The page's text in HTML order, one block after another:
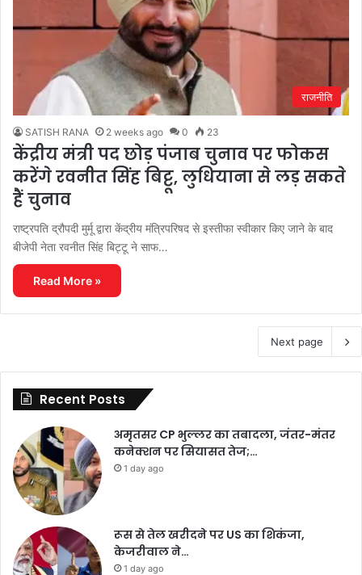
राजनीति
SATISH RANA 2 weeks ago 0 23
केंद्रीय मंत्री पद छोड़ पंजाब चुनाव पर फोकस
करेंगे रवनीत सिंह बिट्टू, लुधियाना से लड़ सकते
हैं चुनाव
राष्ट्रपति द्रौपदी मुर्मू द्वारा केंद्रीय मंत्रिपरिषद से इस्तीफा स्वीकार किए जाने के बाद
बीजेपी नेता रवनीत सिंह बिट्टू ने साफ…
Read More »
Next page
Recent Posts
अमृतसर CP भुल्लर का तबादला, जंतर-मंतर
कनेक्शन पर सियासत तेज;…
1 day ago
रूस से तेल खरीदने पर US का शिकंजा,
केजरीवाल ने…
1 day ago